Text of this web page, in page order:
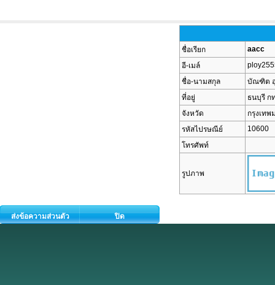
ชื่อเรียก
aacc
อี-เมล์
ชื่อ-นามสกุล
บัณฑิต
ที่อยู่
ธนบุรี ก
จังหวัด
กรุงเท
รหัสไปรษณีย์
10600
โทรศัพท์
รูปภาพ
ส่งข้อความส่วนตัว ปิด